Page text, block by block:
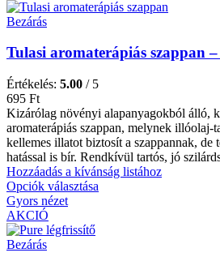
Bezárás
Tulasi aromaterápiás szappan
Értékelés: 5.00 / 5
695 Ft
Kizárólag növényi alapanyagokból álló,
aromaterápiás szappan, melynek illóolaj-
kellemes illatot biztosít a szappannak, de
hatással is bír. Rendkívül tartós, jó
Hozzáadás a kívánság listához
Opciók választása
Gyors nézet
AKCIÓ
Bezárás